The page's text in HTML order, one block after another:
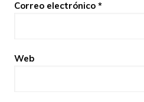
Correo electrónico *
Web